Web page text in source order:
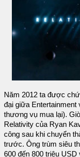
Năm 2012 ta được
đại giữa Entertainment
thương vụ mua lại).
Relativity của Ryan
công sau khi chuyển
trước. Ông trùm siêu
600 đến 800 triệu